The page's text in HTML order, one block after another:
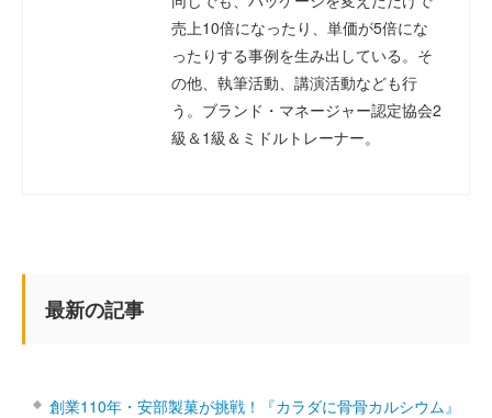
売上10倍になったり、単価が5倍にな
ったりする事例を生み出している。そ
の他、執筆活動、講演活動なども行
う。ブランド・マネージャー認定協会2
級＆1級＆ミドルトレーナー。
最新の記事
創業110年・安部製菓が挑戦！『カラダに骨骨カルシウム』